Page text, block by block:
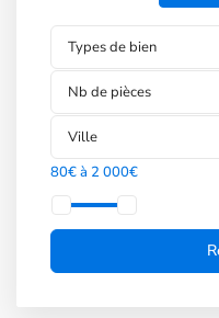
Types de bien
Nb de pièces
Ville
80€ à 2 000€